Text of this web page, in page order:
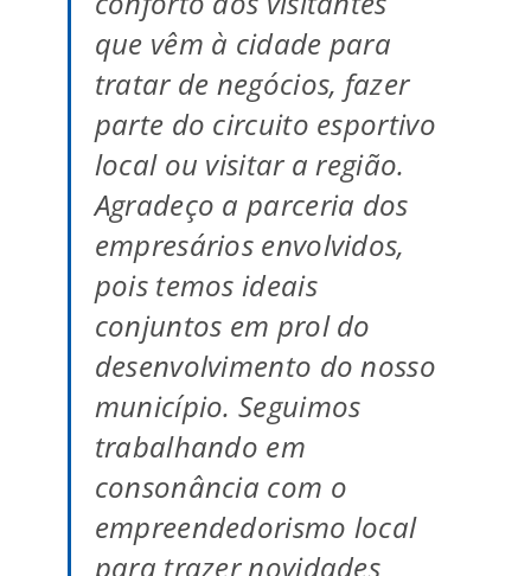
que vêm à cidade para
tratar de negócios, fazer
parte do circuito esportivo
local ou visitar a região.
Agradeço a parceria dos
empresários envolvidos,
pois temos ideais
conjuntos em prol do
desenvolvimento do nosso
município. Seguimos
trabalhando em
consonância com o
empreendedorismo local
para trazer novidades